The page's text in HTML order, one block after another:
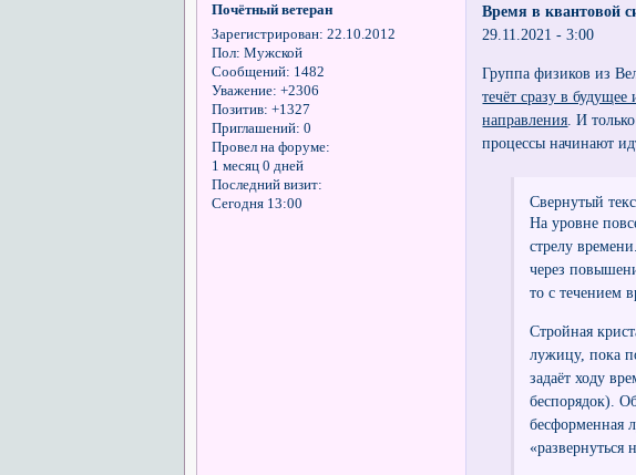
Почётный ветеран
Зарегистрирован: 22.10.2012
Пол: Мужской
Сообщений: 1482
Уважение: +2306
Позитив: +1327
Приглашений: 0
Провел на форуме:
1 месяц 0 дней
Последний визит:
Сегодня 13:00
Время в квантовой
29.11.2021 - 3:00
Группа физиков из
течёт сразу в
направления. И
процессы начинают
Свернутый
На уровне
стрелу
через
то с течением
Стройная
лужицу, пока
задаёт ходу
беспорядок).
бесформенная
«развернуться